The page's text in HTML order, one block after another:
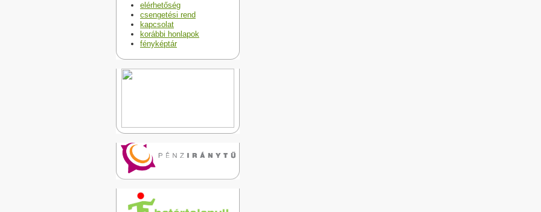
elérhetőség
csengetési rend
kapcsolat
korábbi honlapok
fényképtár